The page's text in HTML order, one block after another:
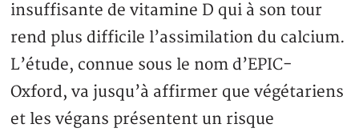
insuffisante de vitamine D qui à son tour
rend plus difficile l’assimilation du calcium.
L’étude, connue sous le nom d’EPIC-
Oxford, va jusqu’à affirmer que végétariens
et les végans présentent un risque